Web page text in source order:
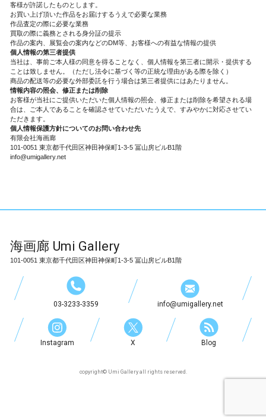
客様が許諾したものとします。
お買い上げ頂いた作品をお届けするうえで必要な業務
作品査定の際に必要な業務
買取の際に義務とされる身分証の提示
作品の案内、展覧会の案内などのDM等、お客様への有益な情報の提供
個人情報の第三者提供
当社は、事前ご本人様の同意を得ることなく、個人情報を第三者に開示・提供する
ことは致しません。（ただし法令に基づく等の正統な理由がある際を除く）
商品の配送等の必要な外部委託を行う場合は第三者提供にはあたりません。
情報内容の照会、修正または削除
お客様が当社にご提供いただいた個人情報の照会、修正または削除を希望される場
合は、ご本人であることを確認させていただいたうえで、すみやかに対応させてい
ただきます。
個人情報保護方針についてのお問い合わせ先
有限会社海画廊
101-0051 東京都千代田区神田神保町1-3-5 冨山房ビルB1階
info@umigallery.net
海画廊 Umi Gallery
101-0051 東京都千代田区神田神保町1-3-5 冨山房ビルB1階
03-3233-3359 info@umigallery.net
Instagram X Blog
copyright© Umi Gallery all rights reserved.